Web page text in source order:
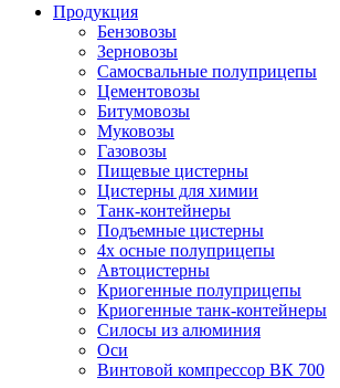
Продукция
Бензовозы
Зерновозы
Самосвальные полуприцепы
Цементовозы
Битумовозы
Муковозы
Газовозы
Пищевые цистерны
Цистерны для химии
Танк-контейнеры
Подъемные цистерны
4х осные полуприцепы
Автоцистерны
Криогенные полуприцепы
Криогенные танк-контейнеры
Силосы из алюминия
Оси
Винтовой компрессор ВК 700